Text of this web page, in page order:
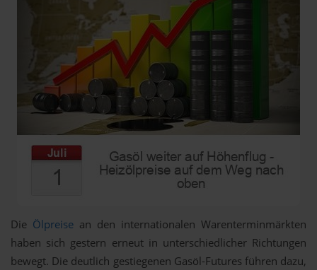
Die Ölpreise an den internationalen Warenterminmärkten
haben sich gestern erneut in unterschiedlicher Richtungen
bewegt. Die deutlich gestiegenen Gasöl-Futures führen dazu,